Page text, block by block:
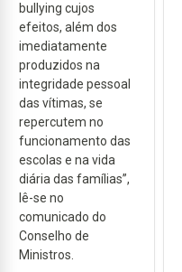
bullying cujos
efeitos, além dos
imediatamente
produzidos na
integridade pessoal
das vítimas, se
repercutem no
funcionamento das
escolas e na vida
diária das famílias”,
lê-se no
comunicado do
Conselho de
Ministros.